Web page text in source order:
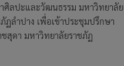
ศิลปะและวัฒนธรรม มหาวิทยาลัย
ลำปาง เพื่อเข้าประชุมปรึกษา
สุดา มหาวิทยาลัยราชภัฏ